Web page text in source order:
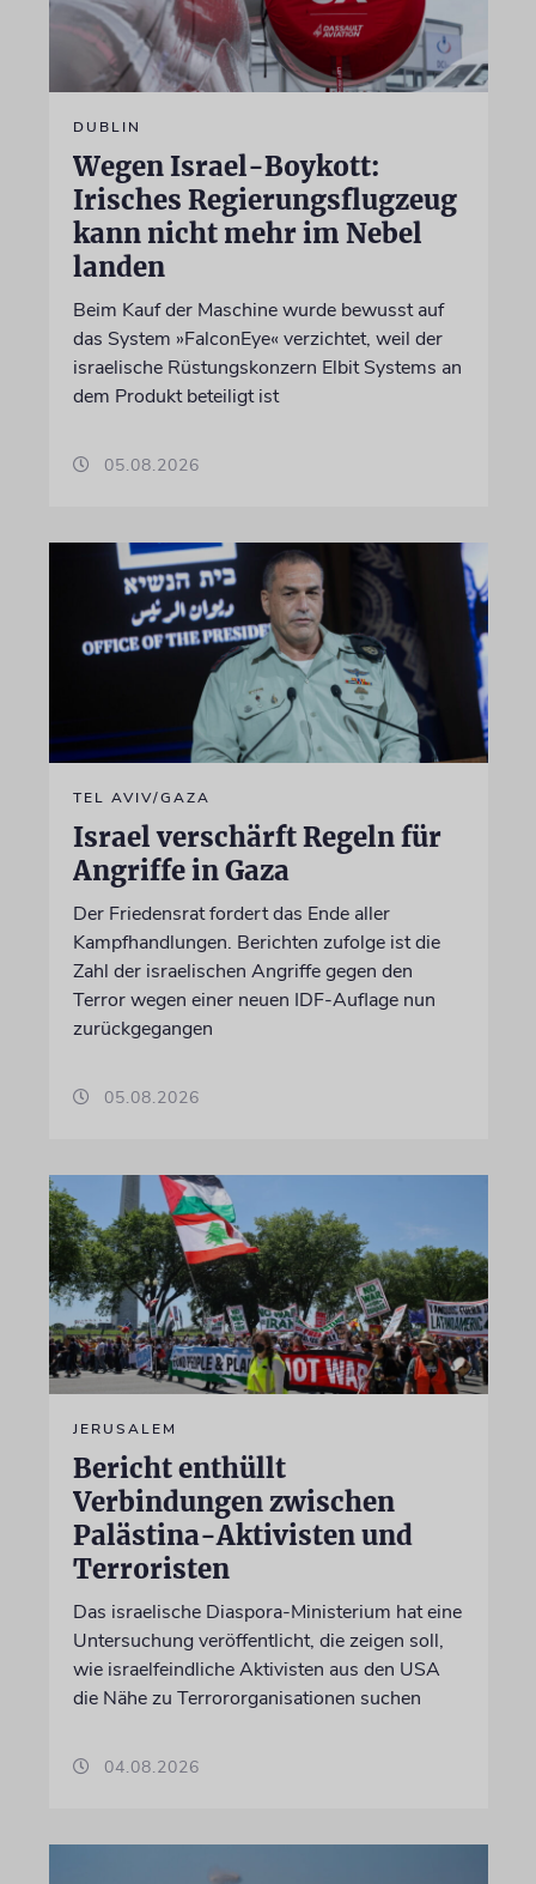
DUBLIN
Wegen Israel-Boykott:
Irisches Regierungsflugzeug
kann nicht mehr im Nebel
landen
Beim Kauf der Maschine wurde bewusst auf
das System »FalconEye« verzichtet, weil der
israelische Rüstungskonzern Elbit Systems an
dem Produkt beteiligt ist
05.08.2026
TEL AVIV/GAZA
Israel verschärft Regeln für
Angriffe in Gaza
Der Friedensrat fordert das Ende aller
Kampfhandlungen. Berichten zufolge ist die
Zahl der israelischen Angriffe gegen den
Terror wegen einer neuen IDF-Auflage nun
zurückgegangen
05.08.2026
JERUSALEM
Bericht enthüllt
Verbindungen zwischen
Palästina-Aktivisten und
Terroristen
Das israelische Diaspora-Ministerium hat eine
Untersuchung veröffentlicht, die zeigen soll,
wie israelfeindliche Aktivisten aus den USA
die Nähe zu Terrororganisationen suchen
04.08.2026